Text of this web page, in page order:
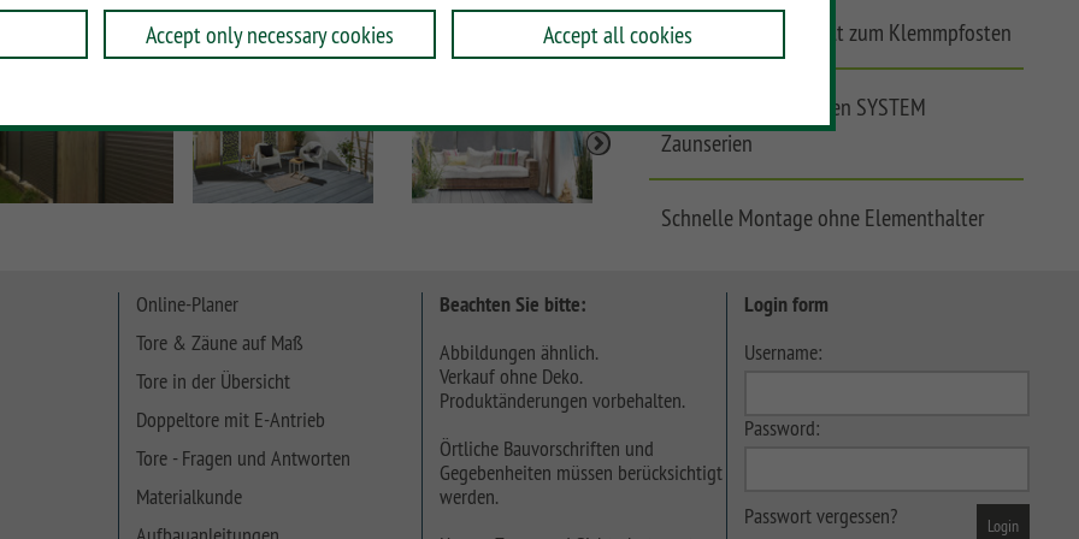
Accept only necessary cookies Accept all cookiesWinddicht, ohne Spalt zum Klemmpfosten
Kombinierbar mit allen SYSTEM
Zaunserien
Schnelle Montage ohne Elementhalter
Online-Planer
Tore & Zäune auf Maß
Tore in der Übersicht
Doppeltore mit E-Antrieb
Tore - Fragen und Antworten
Materialkunde
Beachten Sie bitte:
Abbildungen ähnlich.
Verkauf ohne Deko.
Produktänderungen vorbehalten.
Örtliche Bauvorschriften und
Gegebenheiten müssen berücksichtigt
werden.
Login form
Username:
Password:
Passwort vergessen?